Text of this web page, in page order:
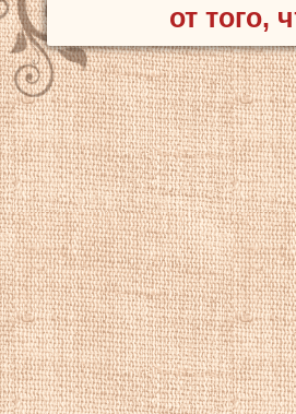
от того,